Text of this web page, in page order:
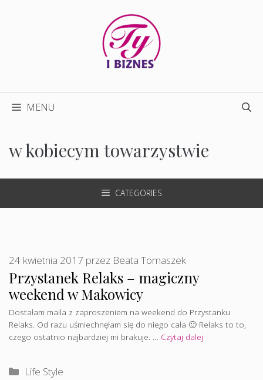
MENU
w kobiecym towarzystwie
CATEGORIES
Przystanek Relaks – magiczny
weekend w Makowicy
24 kwietnia 2017 przez Beata Tomaszek
Dostałam maila z zaproszeniem na weekend do Przystanku
Relaks. Od razu uśmiechnęłam się do niego cała 🙂 Relaks to to,
czego ostatnio najbardziej mi brakuje. … Czytaj dalej
Kategorie
Life Style